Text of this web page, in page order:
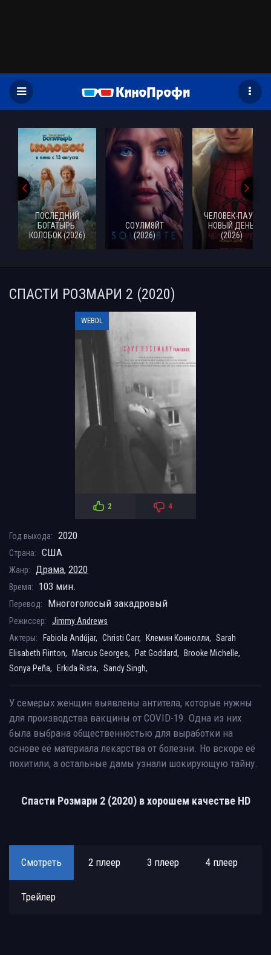
ПОСЛЕДНИЙ
БОГАТЫРЬ.
КОЛОБОК (2026)
СОУЛМ8ЙТ
(2026)
ЧЕЛОВЕК-ПАУК:
НОВЫЙ ДЕНЬ
(2026)
СПАСТИ РОЗМАРИ 2 (2020)
WEBDL
2 4
Год выхода: 2020
Страна: США
Жанр: Драма, 2020
Время: 103 мин.
Перевод: Многоголосый закадровый
Режиссер:
Jimmy Andrews
Актеры:
Fabiola Andújar, Christi Carr, Клемин Коннолли, Sarah
Elisabeth Flinton,
Marcus Georges, Pat Goddard,
Brooke Michelle,
Sonya Peña,
Erkida Rista, Sandy Singh,
У семерых женщин выявлены антитела, которые нужны
для производства вакцины от COVID-19. Одна из них
была выбрана общественностью для выработки на
основе её материала лекарства от болезни. Но вскоре её
похитили, а остальные дамы узнали шокирующую тайну.
Спасти Розмари 2 (2020) в хорошем качестве HD
Смотреть 2 плеер 3 плеер 4 плеер
Трейлер